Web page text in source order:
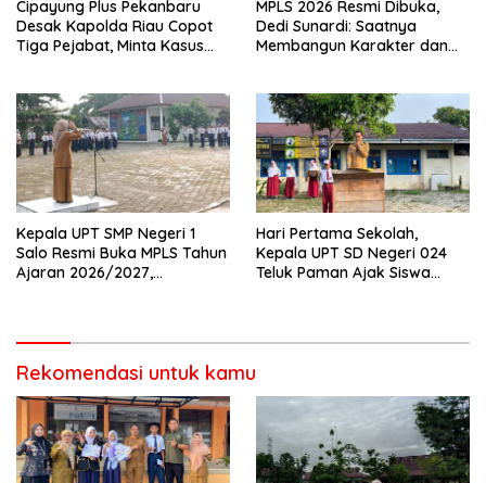
Cipayung Plus Pekanbaru
Desak Kapolda Riau Copot
Tiga Pejabat, Minta Kasus
MPLS 2026 Resmi Dibuka,
Dedi Sunardi: Saatnya
Membangun Karakter dan
Kepala UPT SMP Negeri 1
Salo Resmi Buka MPLS Tahun
Ajaran 2026/2027,
Hari Pertama Sekolah,
Kepala UPT SD Negeri 024
Teluk Paman Ajak Siswa
Rekomendasi untuk kamu